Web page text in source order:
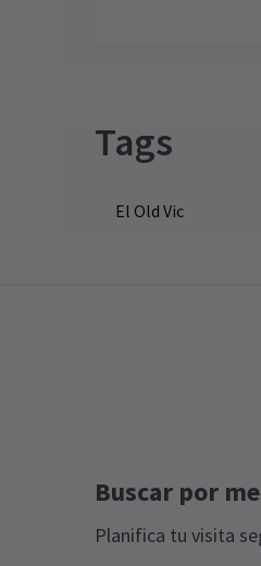
Tags
El Old Vic
Buscar por
Planifica tu visita